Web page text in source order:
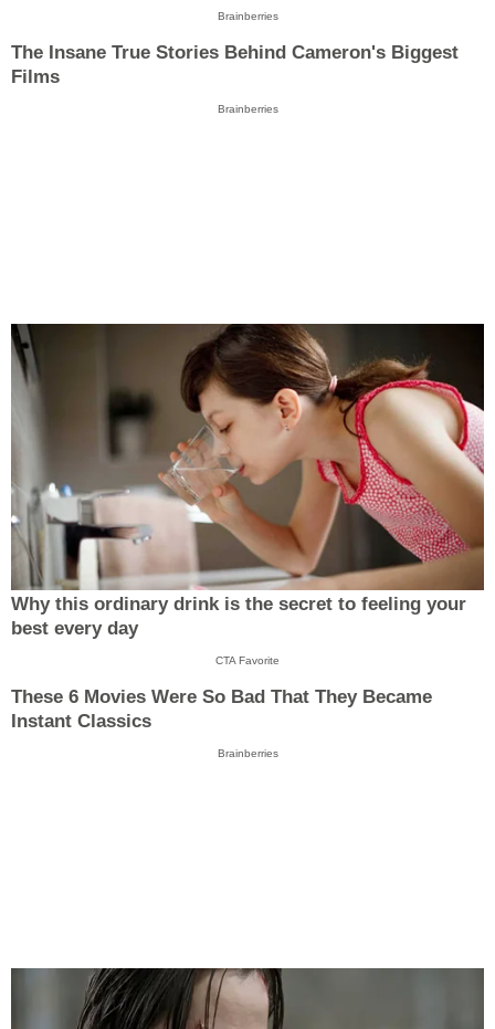
Brainberries
The Insane True Stories Behind Cameron's Biggest
Films
Brainberries
Why this ordinary drink is the secret to feeling your
best every day
CTA Favorite
These 6 Movies Were So Bad That They Became
Instant Classics
Brainberries